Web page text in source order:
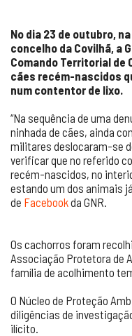
No dia 23 de outubro,
concelho da Covilhã, a
Comando Territorial de
cães recém-nascidos
num contentor de lixo.
“Na sequência de uma
ninhada de cães, ainda
militares deslocaram-se
verificar que no referido
recém-nascidos, no
estando um dos animais
de Facebookda GNR.
Os cachorros foram
Associação Protetora de
família de acolhimento
O Núcleo de Proteção
diligências de
ilícito.